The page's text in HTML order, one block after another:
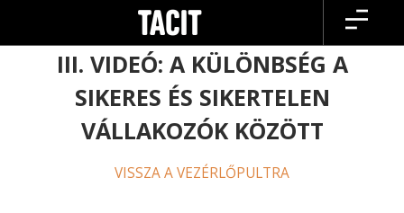
content
III. VIDEÓ: A KÜLÖNBSÉG A
SIKERES ÉS SIKERTELEN
VÁLLAKOZÓK KÖZÖTT
VISSZA A VEZÉRLŐPULTRA